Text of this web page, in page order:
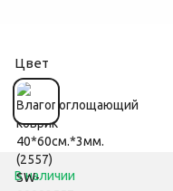
Цвет
В наличии